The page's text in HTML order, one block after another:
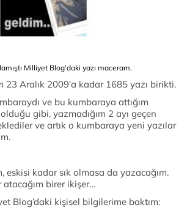
Milliyet Blog’daki yazı maceram.
23 Aralık 2009’a kadar 1685 yazı birikti.
ve bu kumbaraya attığım
gibi, yazmadığım 2 ayı geçen
ve artık o kumbaraya yeni yazılar
eskisi kadar sık olmasa da yazacağım.
atacağım birer ikişer…
Blog’daki kişisel bilgilerime baktım: